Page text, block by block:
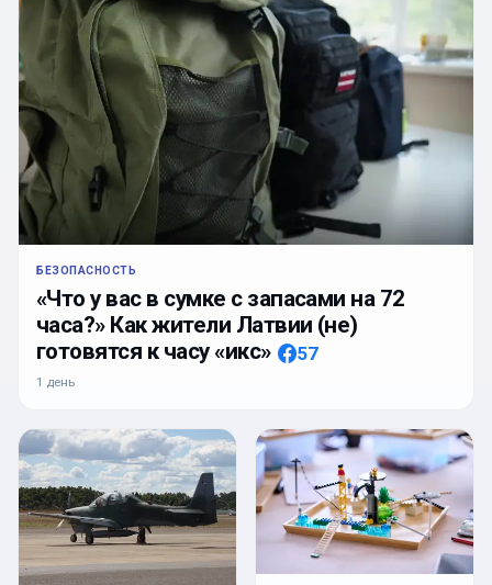
БЕЗОПАСНОСТЬ
«Что у вас в сумке с запасами на 72
часа?» Как жители Латвии (не)
готовятся к часу «икс»
57
1 день